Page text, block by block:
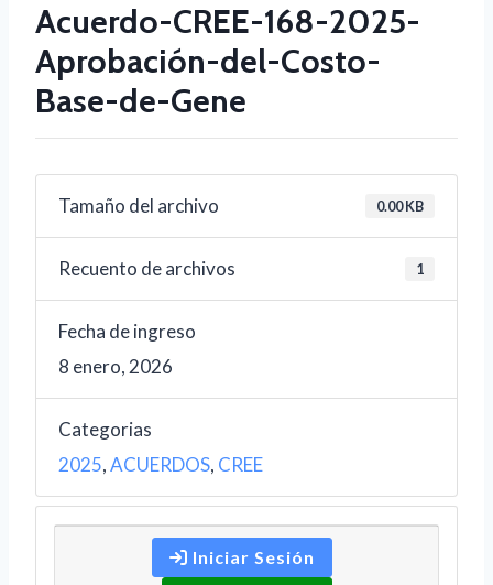
Acuerdo-CREE-168-2025-
Aprobación-del-Costo-
Base-de-Gene
Tamaño del archivo 0.00 KB
Recuento de archivos 1
Fecha de ingreso
8 enero, 2026
Categorias
2025,ACUERDOS, CREE
Iniciar Sesión